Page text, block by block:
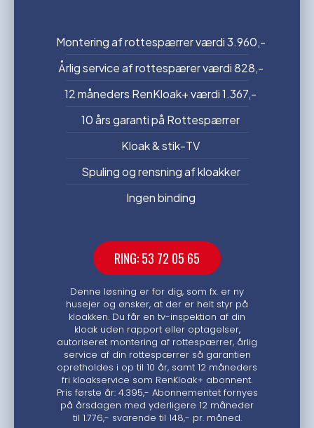
Montering af rottespærrer værdi 3.960,-
Årlig service af rottespærer værdi 828,-
12 måneders RenKloak+ værdi 1.367,-
10 års garanti på Rottespærrer
Kloak & stik-TV
Spuling og rensning af kloakker
Ingen binding
RING: 53 72 05 65
Denne løsning er for dig, som fx. er ny
husejer og ønsker, at der er helt styr på
kloakken. Du får en tv-inspektion af din
kloak uden rapport eller optagelser,
autoriseret montering af rottespærrer, årlig
service af din rottespærrer så garantien
opretholdes i op til 10 år, samt 12 måneders
fri kloakservice som RenKloak+ abonnent.
Pris første år: 4.395,- Abonnementet fornyes
på årsdagen med yderligere 12 måneder
til 1.776,- svarende til 148,- pr. måned.